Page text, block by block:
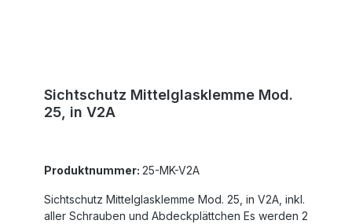
Sichtschutz Mittelglasklemme Mod.
25, in V2A
Produktnummer: 25-MK-V2A
Sichtschutz Mittelglasklemme Mod. 25, in V2A, inkl.
aller Schrauben und Abdeckplättchen Es werden 2